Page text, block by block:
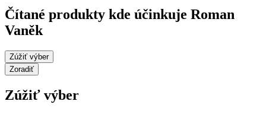
Čítané produkty kde účinkuje Roman
Vaněk
Zúžiť výber
Zoradiť
Zúžiť výber